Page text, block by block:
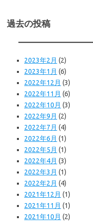
過去の投稿
2023年2月 (2)
2023年1月 (6)
2022年12月 (3)
2022年11月 (6)
2022年10月 (3)
2022年9月 (2)
2022年7月 (4)
2022年6月 (1)
2022年5月 (1)
2022年4月 (3)
2022年3月 (1)
2022年2月 (4)
2021年12月 (1)
2021年11月 (1)
2021年10月 (2)